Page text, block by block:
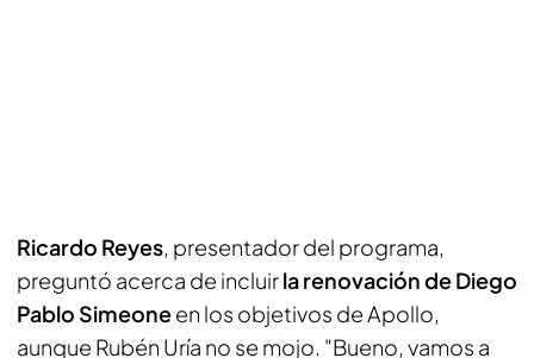
Ricardo Reyes, presentador del programa,
preguntó acerca de incluirla renovación de Diego
Pablo Simeoneen los objetivos de Apollo,
aunque Rubén Uría no se mojo. "Bueno, vamos a